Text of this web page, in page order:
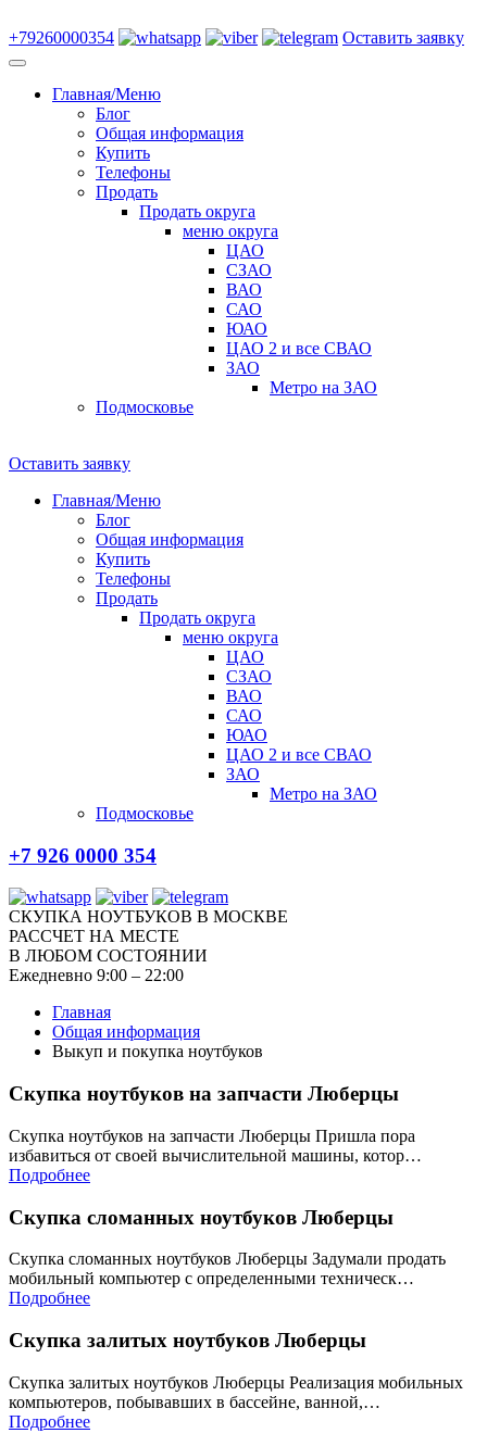
+79260000354 Оставить заявку
Главная/Меню
Блог
Общая информация
Купить
Телефоны
Продать
Продать округа
меню округа
ЦАО
СЗАО
ВАО
САО
ЮАО
ЦАО 2 и все СВАО
ЗАО
Метро на ЗАО
Подмосковье
Оставить заявку
Главная/Меню
Блог
Общая информация
Купить
Телефоны
Продать
Продать округа
меню округа
ЦАО
СЗАО
ВАО
САО
ЮАО
ЦАО 2 и все СВАО
ЗАО
Метро на ЗАО
Подмосковье
+7 926 0000 354
СКУПКА НОУТБУКОВ В МОСКВЕ
РАССЧЕТ НА МЕСТЕ
В ЛЮБОМ СОСТОЯНИИ
Ежедневно 9:00 – 22:00
Главная
Общая информация
Выкуп и покупка ноутбуков
Скупка ноутбуков на запчасти Люберцы
Скупка ноутбуков на запчасти Люберцы Пришла пора
избавиться от своей вычислительной машины, котор…
Подробнее
Скупка сломанных ноутбуков Люберцы
Скупка сломанных ноутбуков Люберцы Задумали продать
мобильный компьютер с определенными техническ…
Подробнее
Скупка залитых ноутбуков Люберцы
Скупка залитых ноутбуков Люберцы Реализация мобильных
компьютеров, побывавших в бассейне, ванной,…
Подробнее